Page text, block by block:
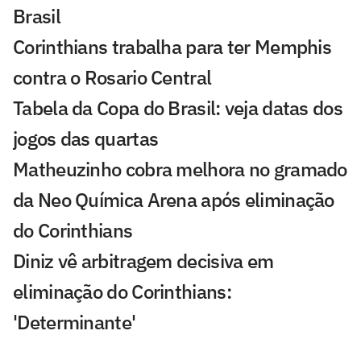
Brasil
Corinthians trabalha para ter Memphis
contra o Rosario Central
Tabela da Copa do Brasil: veja datas dos
jogos das quartas
Matheuzinho cobra melhora no gramado
da Neo Química Arena após eliminação
do Corinthians
Diniz vê arbitragem decisiva em
eliminação do Corinthians:
'Determinante'